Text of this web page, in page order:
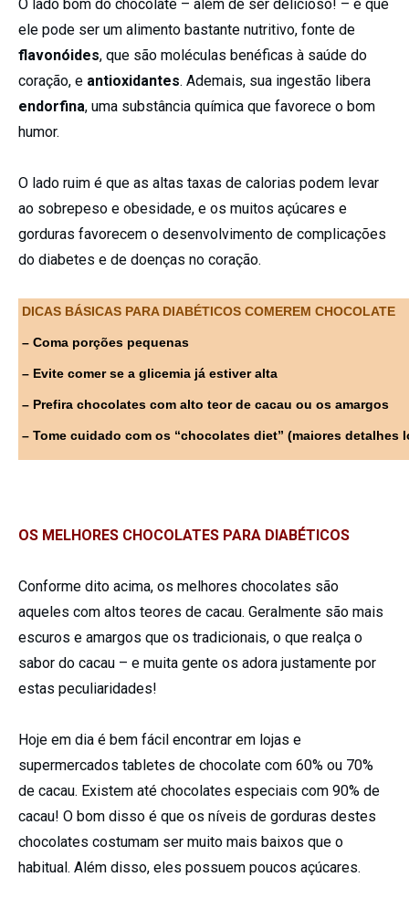
O lado bom do chocolate – além de ser delicioso! – é que
ele pode ser um alimento bastante nutritivo, fonte de
flavonóides, que são moléculas benéficas à saúde do
coração, e antioxidantes. Ademais, sua ingestão libera
endorfina, uma substância química que favorece o bom
humor.
O lado ruim é que as altas taxas de calorias podem levar
ao sobrepeso e obesidade, e os muitos açúcares e
gorduras favorecem o desenvolvimento de complicações
do diabetes e de doenças no coração.
DICAS BÁSICAS PARA DIABÉTICOS COMEREM CHOCOLATE
– Coma porções pequenas
– Evite comer se a glicemia já estiver alta
– Prefira chocolates com alto teor de cacau ou os amargos
– Tome cuidado com os “chocolates diet” (maiores detalhes
_
OS MELHORES CHOCOLATES PARA DIABÉTICOS
Conforme dito acima, os melhores chocolates são
aqueles com altos teores de cacau. Geralmente são mais
escuros e amargos que os tradicionais, o que realça o
sabor do cacau – e muita gente os adora justamente por
estas peculiaridades!
Hoje em dia é bem fácil encontrar em lojas e
supermercados tabletes de chocolate com 60% ou 70%
de cacau. Existem até chocolates especiais com 90% de
cacau! O bom disso é que os níveis de gorduras destes
chocolates costumam ser muito mais baixos que o
habitual. Além disso, eles possuem poucos açúcares.